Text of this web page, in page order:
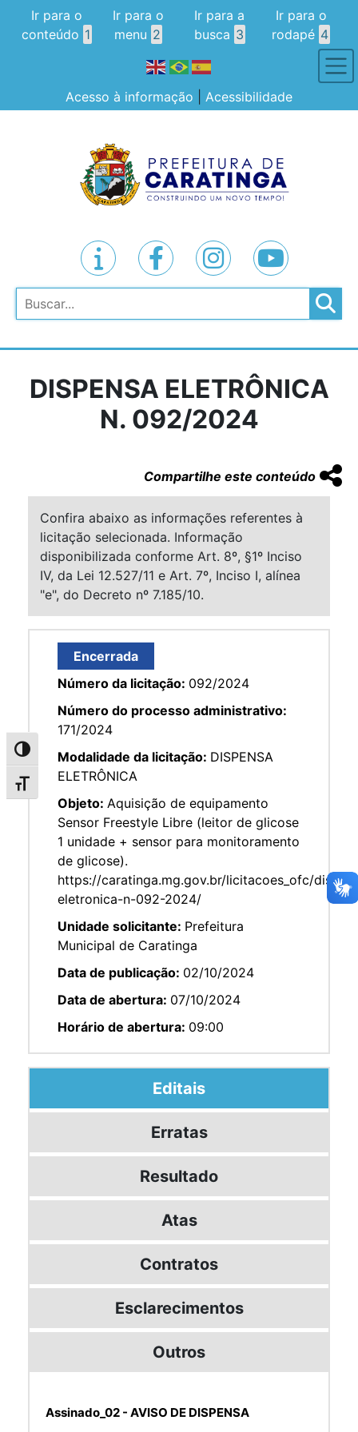
Alternar alto contraste
Alternar tamanho da fonte
Ir para o
conteúdo 1
Ir para o
menu 2
Ir para a
busca 3
Ir para o
rodapé 4
Acesso à informação Acessibilidade
Pesquisar
DISPENSA ELETRÔNICA
N. 092/2024
Compartilhe este conteúdo
Confira abaixo as informações referentes à
licitação selecionada. Informação
disponibilizada conforme Art. 8º, §1º Inciso
IV, da Lei 12.527/11 e Art. 7º, Inciso I, alínea
"e", do Decreto nº 7.185/10.
Encerrada
Número da licitação: 092/2024
Número do processo administrativo:
171/2024
Modalidade da licitação: DISPENSA
ELETRÔNICA
Objeto: Aquisição de equipamento
Sensor Freestyle Libre (leitor de glicose
1 unidade + sensor para monitoramento
de glicose).
https://caratinga.mg.gov.br/licitacoes_ofc/
eletronica-n-092-2024/
Unidade solicitante: Prefeitura
Municipal de Caratinga
Data de publicação: 02/10/2024
Data de abertura: 07/10/2024
Horário de abertura: 09:00
Editais
Erratas
Resultado
Atas
Contratos
Esclarecimentos
Outros
Assinado_02 - AVISO DE DISPENSA